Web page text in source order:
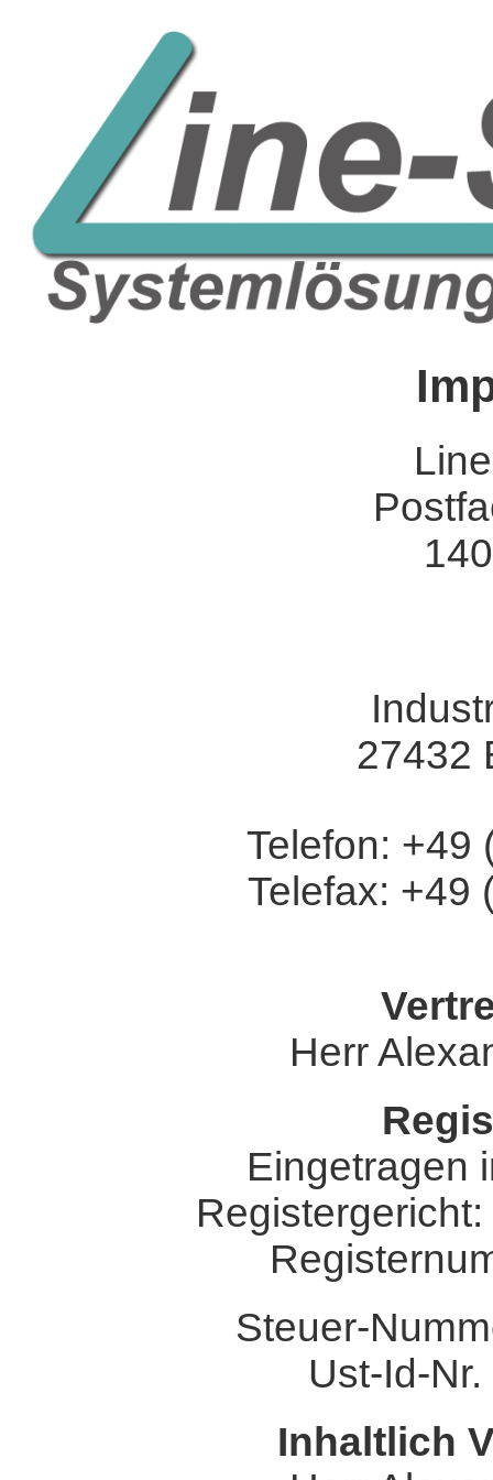
27432
Telefon: +49
Telefax: +49
Herr
Eingetragen
Steuer-
Ust-Id-
Inhaltlich